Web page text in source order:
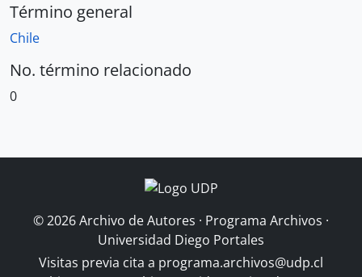
Término general
Chile
No. término relacionado
0
© 2026 Archivo de Autores · Programa Archivos ·
Universidad Diego Portales
Visitas previa cita a programa.archivos@udp.cl